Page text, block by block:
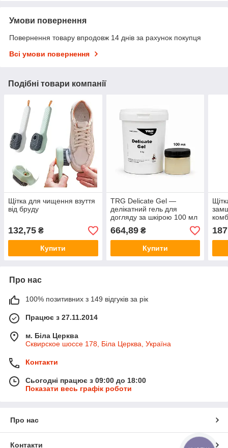
Умови повернення
Повернення товару впродовж 14 днів за рахунок покупця
Всі умови повернення
Подібні товари компанії
Щітка для чищення взуття
від бруду
132,75 ₴
Купити
TRG Delicate Gel —
делікатний гель для
догляду за шкірою 100 мл
664,89₴
Купити
Про нас
100% позитивних з 149 відгуків за рік
Працює з 27.11.2014
м. Біла Церква
Сквирское шоссе 178, Біла Церква, Україна
Контакти
Сьогодні працює з 09:00 до 18:00
Показати весь графік роботи
Про нас
Контакти